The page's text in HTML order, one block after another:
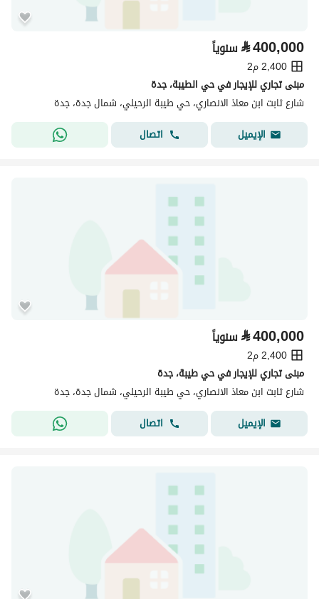
⃁400,000 سنوياً
2,400 م2
مبنى تجاري للإيجار في حي الطيبة، جدة
شارع ثابت ابن معاذ الانصاري، حي طيبة الرحيلي، شمال جدة، جدة
الإيميل
اتصال
⃁400,000 سنوياً
2,400 م2
مبنى تجاري للإيجار في حي طيبة، جدة
شارع ثابت ابن معاذ الانصاري، حي طيبة الرحيلي، شمال جدة، جدة
الإيميل
اتصال